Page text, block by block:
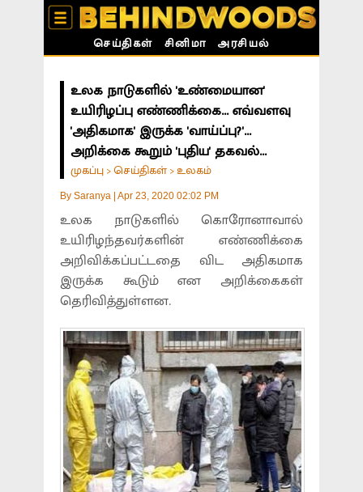
செய்திகள் சினிமா அரசியல்
உலக நாடுகளில் 'உண்மையான'
உயிரிழப்பு எண்ணிக்கை... எவ்வளவு
'அதிகமாக' இருக்க 'வாய்ப்பு?'...
அறிக்கை கூறும் 'புதிய' தகவல்...
முகப்பு >செய்திகள் > உலகம்
By Saranya Apr 23, 2020 02:02 PM
உலக நாடுகளில் கொரோனாவால்
உயிரிழந்தவர்களின் எண்ணிக்கை
அறிவிக்கப்பட்டதை விட அதிகமாக
இருக்க கூடும் என அறிக்கைகள்
தெரிவித்துள்ளன.